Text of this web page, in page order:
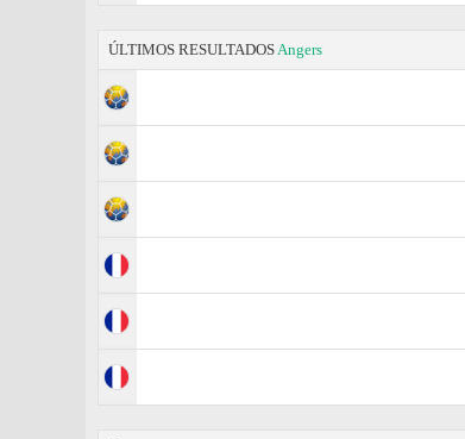
ÚLTIMOS RESULTADOSAngers